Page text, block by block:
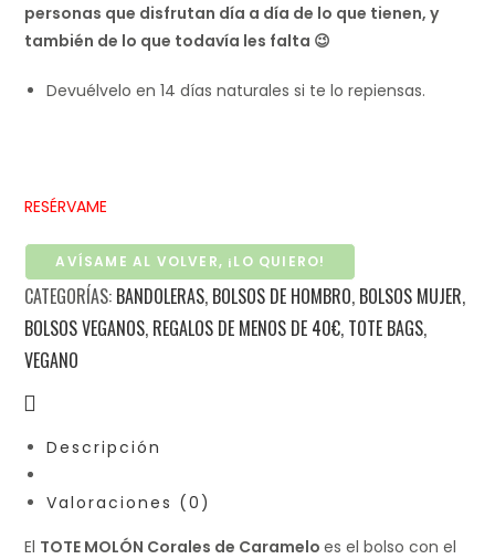
personas que disfrutan día a día de lo que tienen, y
también de lo que todavía les falta 😉
Devuélvelo en 14 días naturales si te lo repiensas.
RESÉRVAME
AVÍSAME AL VOLVER, ¡LO QUIERO!
CATEGORÍAS: BANDOLERAS, BOLSOS DE HOMBRO, BOLSOS MUJER,
BOLSOS VEGANOS, REGALOS DE MENOS DE 40€, TOTE BAGS,
VEGANO
Descripción
Valoraciones (0)
El TOTE MOLÓN Corales de Carameloes el bolso con el